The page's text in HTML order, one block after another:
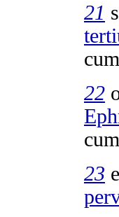
21
cum
22
23